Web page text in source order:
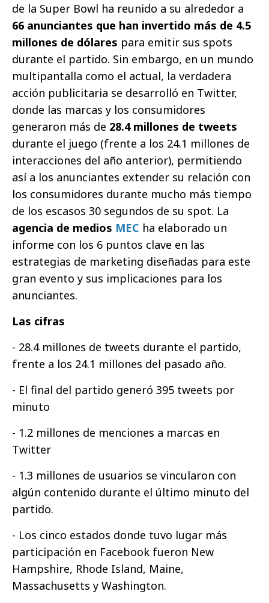
de la Super Bowl ha reunido a su alrededor a
66 anunciantes que han invertido más de 4.5
millones de dólares para emitir sus spots
durante el partido. Sin embargo, en un mundo
multipantalla como el actual, la verdadera
acción publicitaria se desarrolló en Twitter,
donde las marcas y los consumidores
generaron más de 28.4 millones de tweets
durante el juego (frente a los 24.1 millones de
interacciones del año anterior), permitiendo
así a los anunciantes extender su relación con
los consumidores durante mucho más tiempo
de los escasos 30 segundos de su spot. La
agencia de medios MEC ha elaborado un
informe con los 6 puntos clave en las
estrategias de marketing diseñadas para este
gran evento y sus implicaciones para los
anunciantes.
Las cifras
- 28.4 millones de tweets durante el partido,
frente a los 24.1 millones del pasado año.
- El final del partido generó 395 tweets por
minuto
- 1.2 millones de menciones a marcas en
Twitter
- 1.3 millones de usuarios se vincularon con
algún contenido durante el último minuto del
partido.
- Los cinco estados donde tuvo lugar más
participación en Facebook fueron New
Hampshire, Rhode Island, Maine,
Massachusetts y Washington.